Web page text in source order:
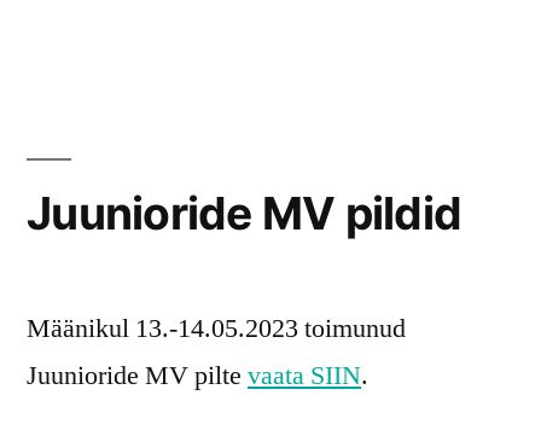
Juunioride MV pildid
Määnikul 13.-14.05.2023 toimunud
Juunioride MV pilte vaata SIIN.